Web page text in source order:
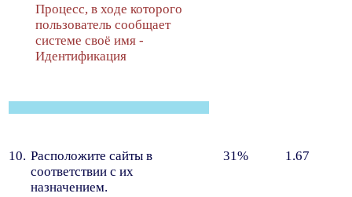
Процесс, в ходе которого
пользователь сообщает
системе своё имя -
Идентификация
10. Расположите сайты в
соответствии с их
назначением.
31% 1.67